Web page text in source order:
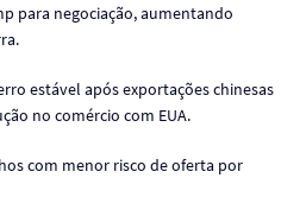
para negociação, aumentando
estável após exportações chinesas
no comércio com EUA.
com menor risco de oferta por